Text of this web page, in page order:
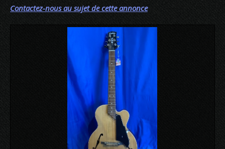
Contactez-nous au sujet de cette annonce